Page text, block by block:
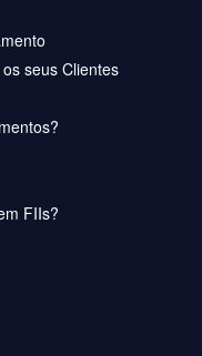
seus Clientes
FIIs?